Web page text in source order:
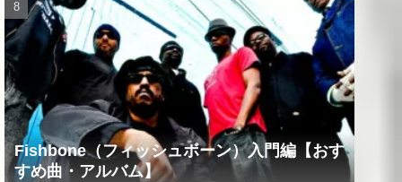
Fishbone（フィッシュボーン）入門編【おす
すめ曲・アルバム】